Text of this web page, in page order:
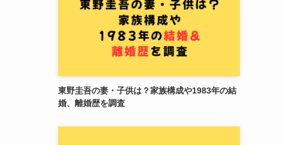
東野圭吾の妻・子供は？家族構成や1983年の結
婚、離婚歴を調査